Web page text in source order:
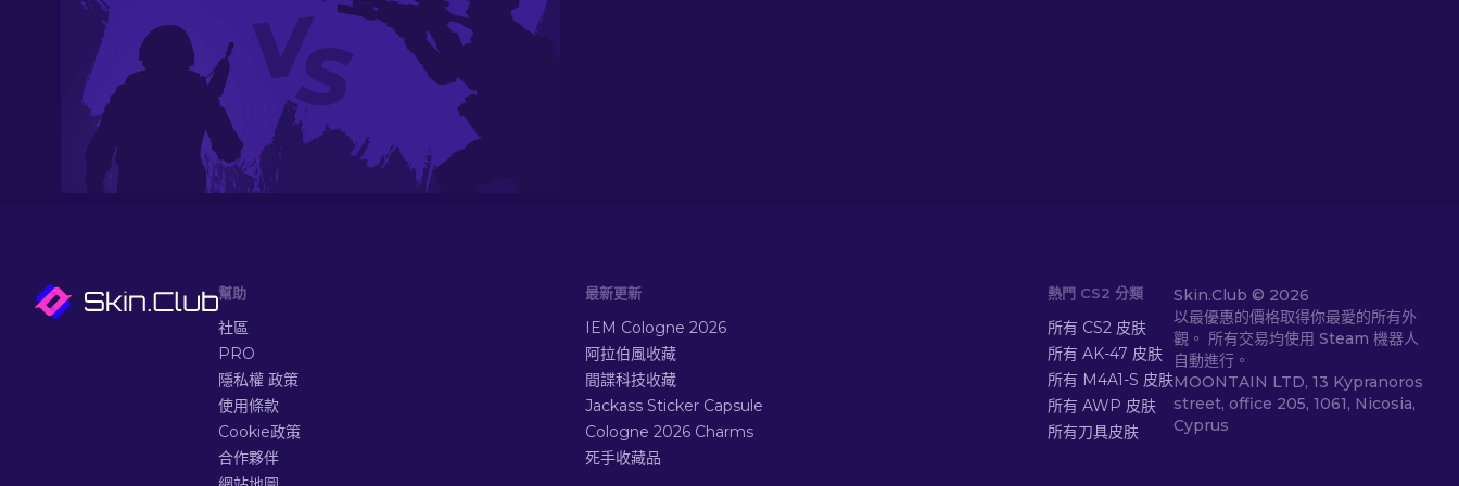
幫助
社區
PRO
隱私權 政策
使用條款
Cookie政策
合作夥伴
最新更新
IEM Cologne 2026
阿拉伯風收藏
間諜科技收藏
Jackass Sticker Capsule
Cologne 2026 Charms
死手收藏品
熱門 CS2 分類
所有 CS2 皮肤
所有 AK-47 皮肤
所有 M4A1-S 皮肤
所有 AWP 皮肤
所有刀具皮肤
Skin.Club © 2026
以最優惠的價格取得你最愛的所有外
觀。 所有交易均使用 Steam 機器人
自動進行。
MOONTAIN LTD, 13 Kypranoros
street, office 205, 1061, Nicosia,
Cyprus